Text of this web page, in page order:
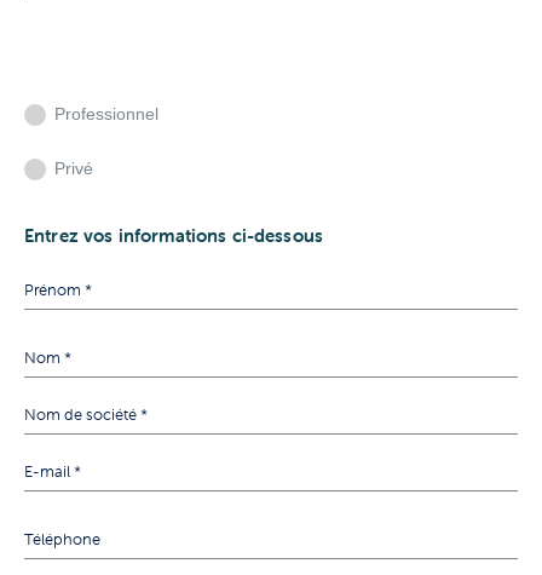
Professionnel
Privé
Entrez vos informations ci-dessous